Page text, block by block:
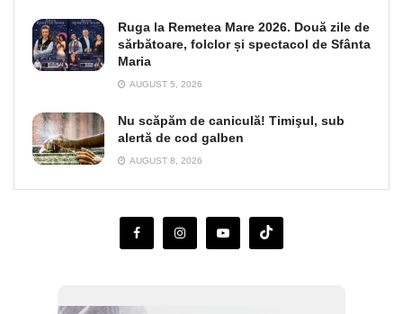
Ruga la Remetea Mare 2026. Două zile de
sărbătoare, folclor și spectacol de Sfânta
Maria
AUGUST 5, 2026
Nu scăpăm de caniculă! Timişul, sub
alertă de cod galben
AUGUST 8, 2026